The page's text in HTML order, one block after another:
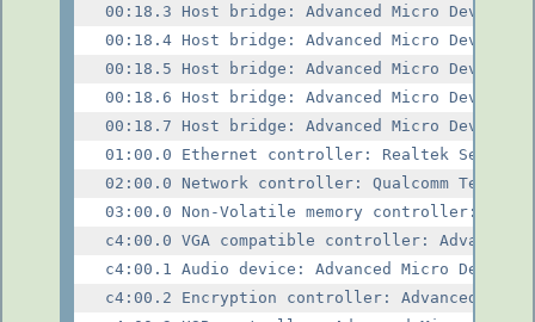
00:18.3 Host bridge: Advanced Micro
00:18.4 Host bridge: Advanced Micro
00:18.5 Host bridge: Advanced Micro
00:18.6 Host bridge: Advanced Micro
00:18.7 Host bridge: Advanced Micro
01:00.0 Ethernet controller: Realtek
02:00.0 Network controller: Qualcomm
03:00.0 Non-Volatile memory controller: SK
c4:00.0 VGA compatible controller:
c4:00.1 Audio device: Advanced Micro
c4:00.2 Encryption controller: Advanced